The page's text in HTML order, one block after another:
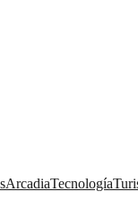
ArcadiaTecnología